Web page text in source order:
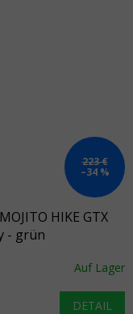
223 €
–34 %
HIKE GTX
- grün
Auf Lager
DETAIL